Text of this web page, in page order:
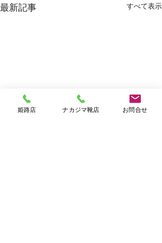
最新記事 すべて表示
姫路店 ナカジマ靴店 お問合せ